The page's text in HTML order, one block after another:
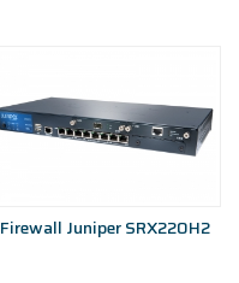
Firewall Juniper SRX220H2